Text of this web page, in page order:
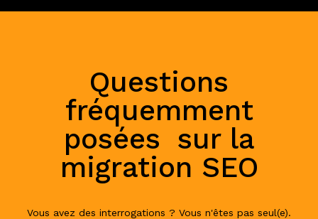
Questions
fréquemment
posées sur la
migration SEO
Vous avez des interrogations ? Vous n'êtes pas seul(e).